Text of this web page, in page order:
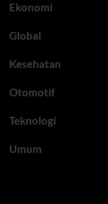
Ekonomi
Global
Kesehatan
Otomotif
Teknologi
Umum